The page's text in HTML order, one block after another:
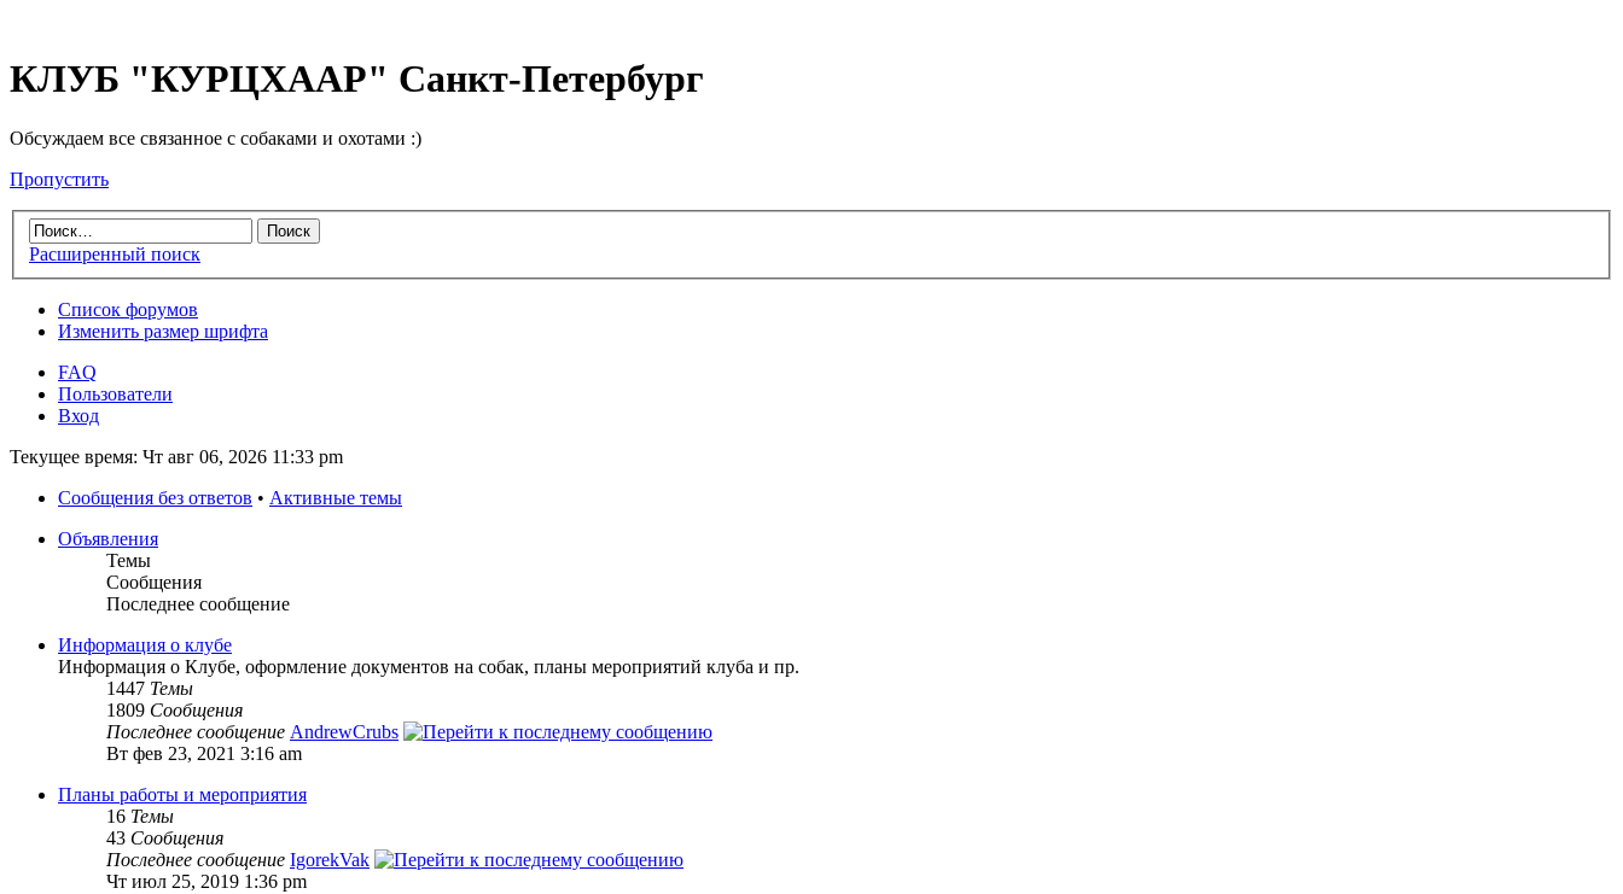
КЛУБ "КУРЦХААР" Санкт-Петербург
Обсуждаем все связанное с собаками и охотами :)
Пропустить
Расширенный поиск
Список форумов
Изменить размер шрифта
FAQ
Пользователи
Вход
Текущее время: Чт авг 06, 2026 11:33 pm
Сообщения без ответов • Активные темы
Объявления
Темы
Сообщения
Последнее сообщение
Информация о клубе
Информация о Клубе, оформление документов на собак, планы мероприятий клуба и пр.
1447 Темы
1809 Сообщения
Последнее сообщение AndrewCrubs
Вт фев 23, 2021 3:16 am
Планы работы и мероприятия
16 Темы
43 Сообщения
Последнее сообщение IgorekVak
Чт июл 25, 2019 1:36 pm